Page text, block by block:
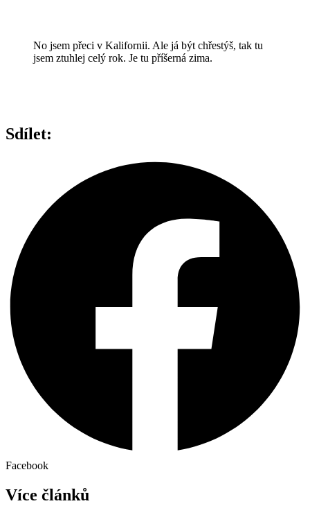
No jsem přeci v Kalifornii. Ale já být chřestýš, tak tu
jsem ztuhlej celý rok. Je tu příšerná zima.
Sdílet:
Facebook
Více článků